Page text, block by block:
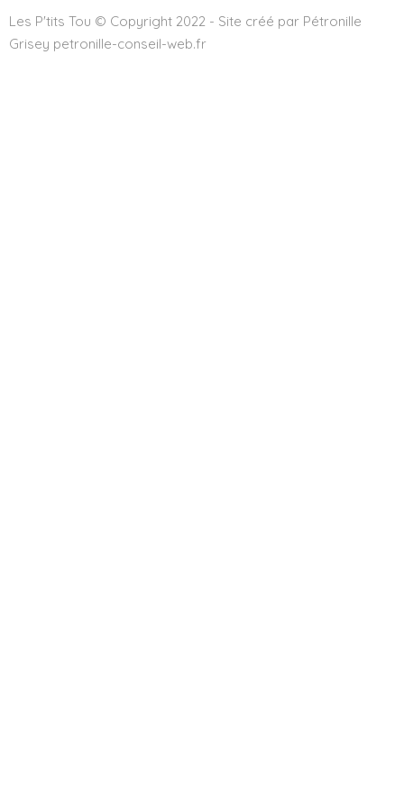
Les P'tits Tou © Copyright 2022 - Site créé par Pétronille
Grisey petronille-conseil-web.fr